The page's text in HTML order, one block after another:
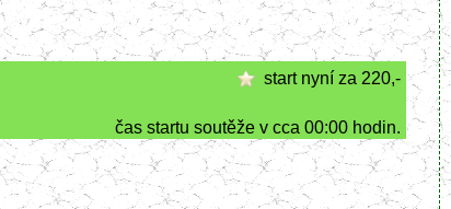
start nyní za 220,-
čas startu soutěže v cca 00:00 hodin.